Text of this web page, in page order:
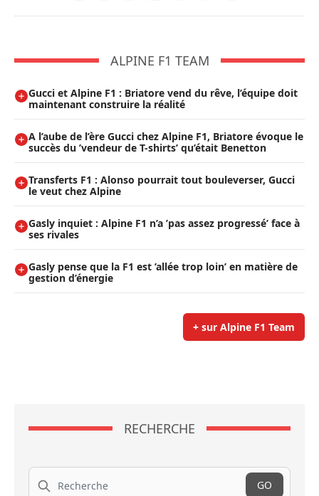
ALPINE F1 TEAM
Gucci et Alpine F1 : Briatore vend du rêve, l’équipe doit
maintenant construire la réalité
A l’aube de l’ère Gucci chez Alpine F1, Briatore évoque le
succès du ’vendeur de T-shirts’ qu’était Benetton
Transferts F1 : Alonso pourrait tout bouleverser, Gucci
le veut chez Alpine
Gasly inquiet : Alpine F1 n’a ’pas assez progressé’ face à
ses rivales
Gasly pense que la F1 est ’allée trop loin’ en matière de
gestion d’énergie
+ sur Alpine F1 Team
RECHERCHE
Recherche
GO